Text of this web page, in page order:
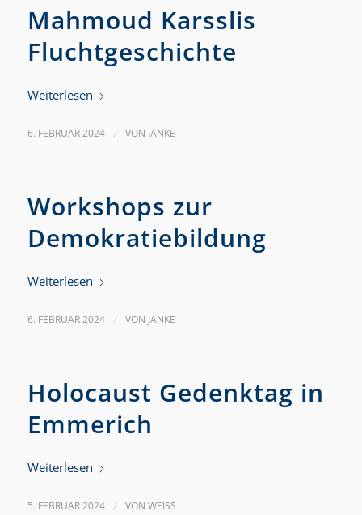
Mahmoud Karsslis
Fluchtgeschichte
Weiterlesen
6. FEBRUAR 2024 / VON JANKE
Workshops zur
Demokratiebildung
Weiterlesen
6. FEBRUAR 2024 / VON JANKE
Holocaust Gedenktag in
Emmerich
Weiterlesen
5. FEBRUAR 2024 / VON WEISS